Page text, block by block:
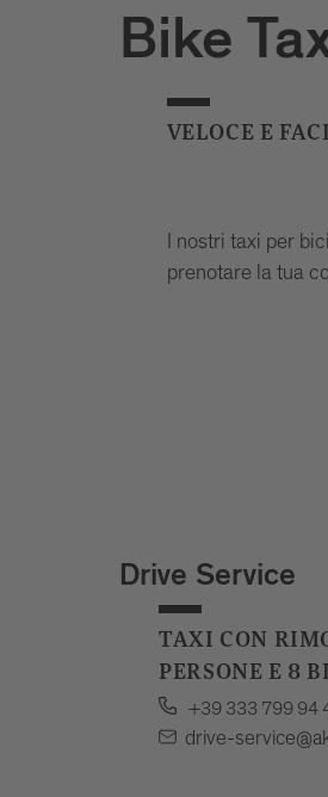
Bike
VELOCE E
I nostri taxi per
prenotare la tua
Drive Service
TAXI CON
PERSONE E 8
+39 333 799 94
drive-